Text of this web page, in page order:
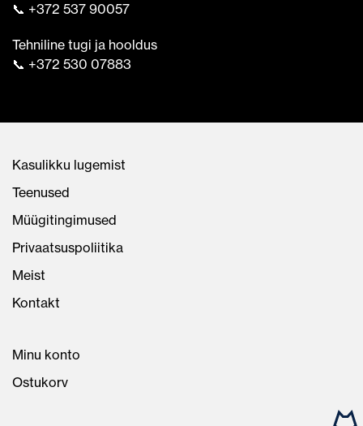
📞 +372 537 90057
Tehniline tugi ja hooldus
📞 +372 530 07883
Kasulikku lugemist
Teenused
Müügitingimused
Privaatsuspoliitika
Meist
Kontakt
Minu konto
Ostukorv